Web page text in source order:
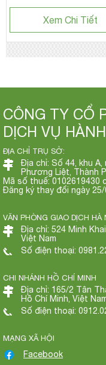
Xem Chi Tiết
CÔNG TY CỔ
DỊCH VỤ
ĐỊA CHỈ TRỤ SỞ:
Địa chỉ: Số 44, khu
Phương Liệt, Thành
Mã số thuế: 0102619430
Đăng ký thay đổi ngày 25/
VĂN PHÒNG GIAO DỊCH HÀ
Địa chỉ: 524 Minh
Việt Nam
Số điện thoại:
CHI NHÁNH HỒ CHÍ MINH
Địa chỉ: 165/2 Tân
Hồ Chí Minh, Việt
Số điện thoại:
MẠNG XÃ HỘI
Facebook